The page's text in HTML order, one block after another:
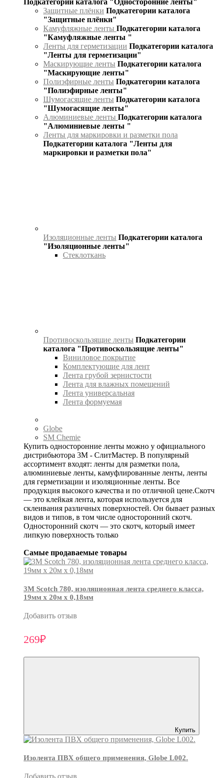
Подкатегории каталога "Односторонние ленты"
Защитные плёнки Подкатегории каталога
"Защитные плёнки"
Камуфляжные ленты Подкатегории каталога
"Камуфляжные ленты "
Ленты для герметизации Подкатегории каталога
"Ленты для герметизации"
Маскирующие ленты Подкатегории каталога
"Маскирующие ленты"
Полиэфирные ленты Подкатегории каталога
"Полиэфирные ленты"
Шумогасящие ленты Подкатегории каталога
"Шумогасящие ленты"
Алюминиевые ленты Подкатегории каталога
"Алюминиевые ленты "
Ленты для маркировки и разметки пола
Подкатегории каталога "Ленты для
маркировки и разметки пола"
Изоляционные ленты Подкатегории каталога
"Изоляционные ленты"
Стеклоткань
Противоскользящие ленты Подкатегории
каталога "Противоскользящие ленты"
Виниловое покрытие
Комплектуюшие для лент
Лента грубой зернистости
Лента для влажных помещений
Лента универсальная
Лента формуемая
Globe
SM Chemie
Купить односторонние ленты можно у официального
дистрибьютора 3М - СлитМастер. В популярный
ассортимент входят: ленты для разметки пола,
алюминиевые ленты, камуфлированные ленты, ленты
для герметизации и изоляционные ленты. Все
продукция высокого качества и по отличной цене.Скотч
— это клейкая лента, которая используется для
склеивания различных поверхностей. Он бывает разных
видов и типов, в том числе односторонний скотч.
Односторонний скотч — это скотч, который имеет
липкую поверхность только
Самые продаваемые товары
3М Scotch 780, изоляционная лента среднего класса,
19мм х 20м х 0,18мм
Добавить отзыв
269₽
Купить
Изолента ПВХ общего применения, Globe L002.
Добавить отзыв